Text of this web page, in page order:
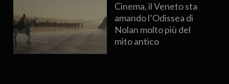
Cinema, il Veneto sta
amando l’Odissea di
Nolan molto più del
mito antico